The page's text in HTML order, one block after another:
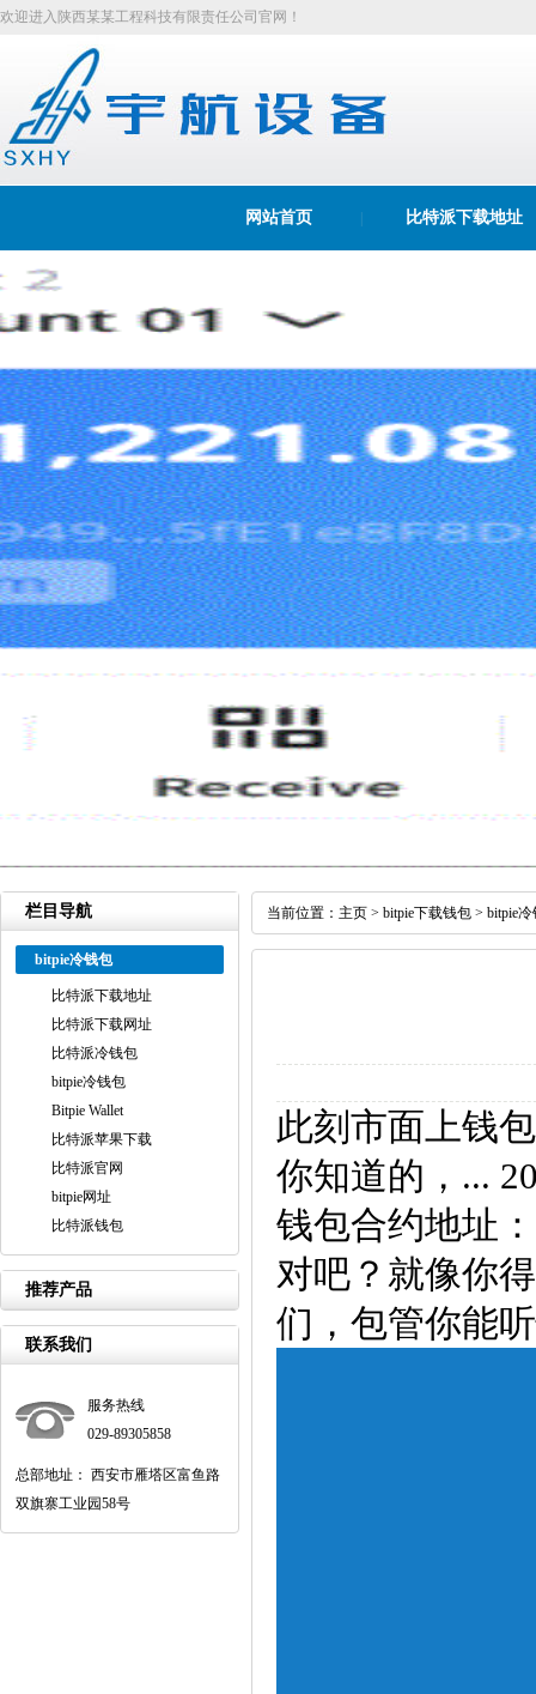
欢迎进入陕西某某工程科技有限责任公司官网！
网站首页 比特派下载地址
栏目导航
bitpie冷钱包
比特派下载地址
比特派下载网址
比特派冷钱包
bitpie冷钱包
Bitpie Wallet
比特派苹果下载
比特派官网
bitpie网址
比特派钱包
推荐产品
联系我们
服务热线
029-89305858
总部地址： 西安市雁塔区富鱼路
双旗寨工业园58号
当前位置： 主页 > bitpie下载钱包 > bitpie
此刻市面上钱
你知道的，...
钱包合约地址
对吧？就像你
们，包管你能